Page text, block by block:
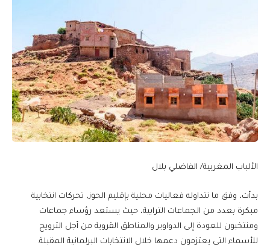
الألباب المغربية/ الفاضلي بلال
بدأت، وفق ما تتداوله فعاليات محلية بإقليم الحوز، تحركات انتخابية
مبكرة بعدد من الجماعات الترابية، حيث يستعد رؤساء جماعات
ومنتخبون للعودة إلى الدواوير والمناطق القروية من أجل الترويج
للأسماء التي يعتزمون دعمها خلال الانتخابات البرلمانية المقبلة.